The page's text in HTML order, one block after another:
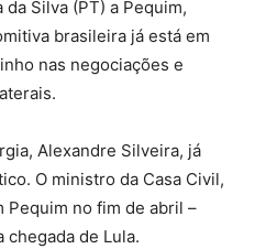
Silva (PT) a Pequim,
brasileira já está em
nas negociações e
Alexandre Silveira, já
O ministro da Casa Civil,
Pequim no fim de abril –
chegada de Lula.